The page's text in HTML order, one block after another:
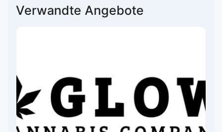
Verwandte Angebote